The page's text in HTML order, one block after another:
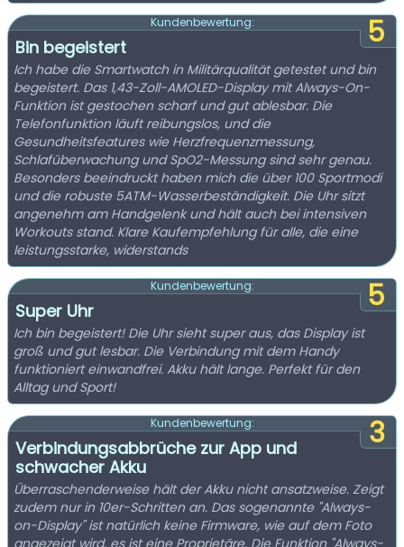
5
Kundenbewertung:
Bin begeistert
Ich habe die Smartwatch in Militärqualität getestet und bin
begeistert. Das 1,43-Zoll-AMOLED-Display mit Always-On-
Funktion ist gestochen scharf und gut ablesbar. Die
Telefonfunktion läuft reibungslos, und die
Gesundheitsfeatures wie Herzfrequenzmessung,
Schlafüberwachung und SpO2-Messung sind sehr genau.
Besonders beeindruckt haben mich die über 100 Sportmodi
und die robuste 5ATM-Wasserbeständigkeit. Die Uhr sitzt
angenehm am Handgelenk und hält auch bei intensiven
Workouts stand. Klare Kaufempfehlung für alle, die eine
leistungsstarke, widerstands
5
Kundenbewertung:
Super Uhr
Ich bin begeistert! Die Uhr sieht super aus, das Display ist
groß und gut lesbar. Die Verbindung mit dem Handy
funktioniert einwandfrei. Akku hält lange. Perfekt für den
Alltag und Sport!
3
Kundenbewertung:
Verbindungsabbrüche zur App und
schwacher Akku
Überraschenderweise hält der Akku nicht ansatzweise. Zeigt
zudem nur in 10er-Schritten an. Das sogenannte "Always-
on-Display" ist natürlich keine Firmware, wie auf dem Foto
angezeigt wird, es ist eine Proprietäre. Die Funktion "Always-